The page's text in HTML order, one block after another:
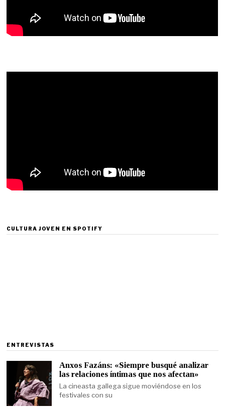
CULTURA JOVEN EN SPOTIFY
ENTREVISTAS
Anxos Fazáns: «Siempre busqué analizar
las relaciones íntimas que nos afectan»
La cineasta gallega sigue moviéndose en los
festivales con su